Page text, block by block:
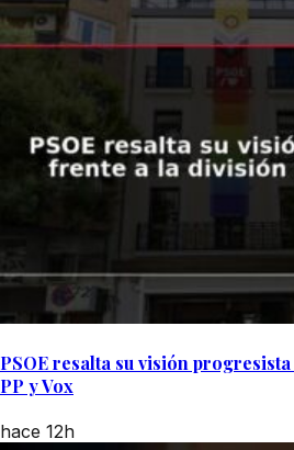
PSOE resalta su visión
PP y Vox
hace 12h